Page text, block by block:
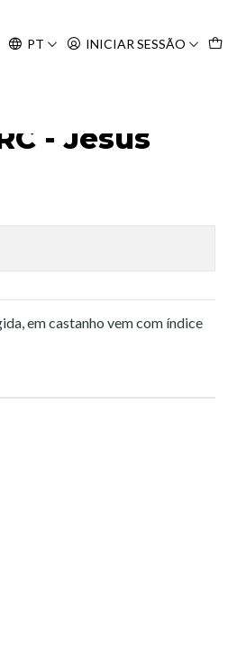
PT INICIAR SESSÃO
- Jesus
em castanho vem com índice